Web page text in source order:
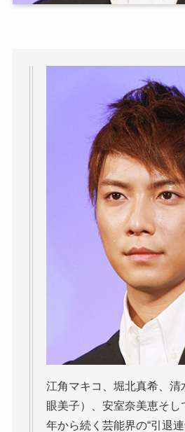
江角マキコ、堀北真希、清
眼美子）、安室奈美恵そ
年から続く芸能界の“引退